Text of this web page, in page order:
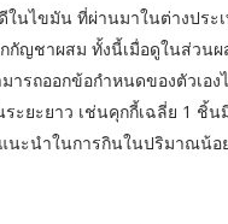
ในไขมัน ที่ผ่านมาในต่างปร
กัญชาผสม ทั้งนี้เมื่อดูในส่ว
ารถออกข้อกำหนดของตัวเอ
ะยะยาว เช่นคุกกี้เฉลี่ย 1 ชิ้
ะนำในการกินในปริมาณน้อ